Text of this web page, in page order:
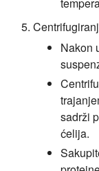
Nakon
sadrži
ćelija.